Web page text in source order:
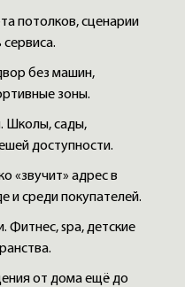
потолков, сценарии
без машин,
зоны.
Школы, сады,
доступности.
«звучит» адрес в
и среди покупателей.
Фитнес, spa, детские
от дома ещё до